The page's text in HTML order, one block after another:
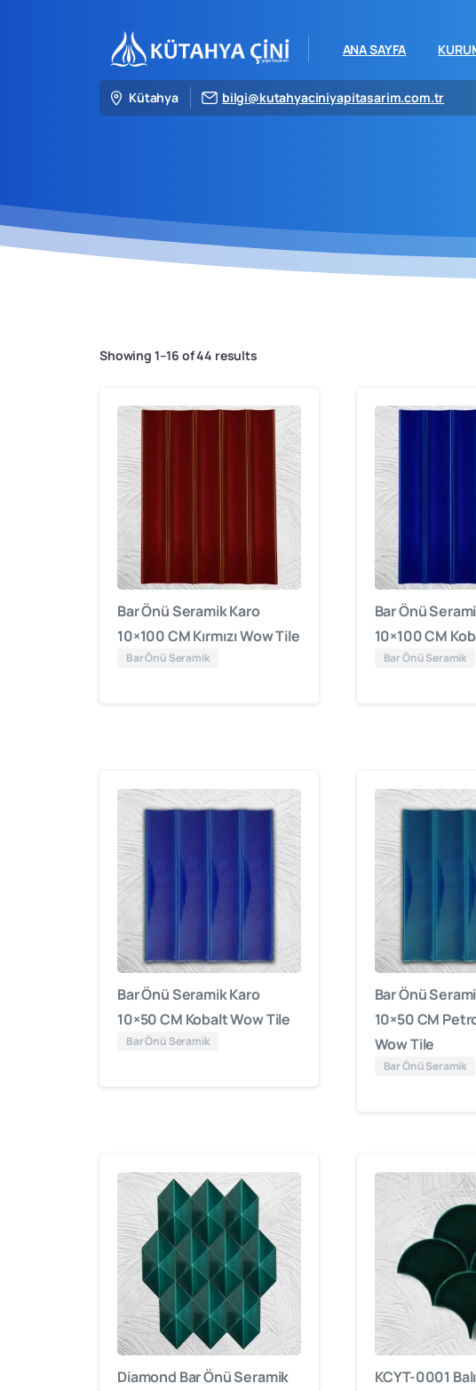
ANA SAYFA
Kütahya bilgi@kutahyaciniyapitasarim.com.tr
Showing 1–16 of 44 results
Bar Önü Seramik Karo
10×100 CM Kırmızı Wow Tile
Bar Önü Seramik
Bar Önü
10×100 CM
Bar Önü Seramik
Bar Önü Seramik Karo
10×50 CM Kobalt Wow Tile
Bar Önü Seramik
Bar Önü
10×50 CM
Wow Tile
Bar Önü Seramik
Diamond Bar Önü Seramik
KCYT-0001